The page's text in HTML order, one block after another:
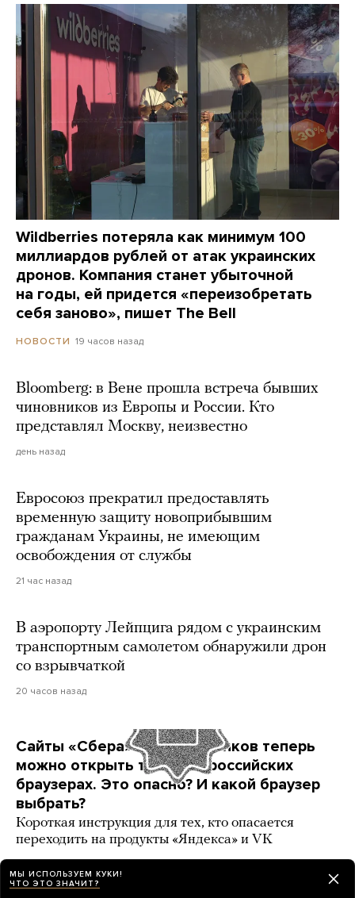
Wildberries потеряла как минимум 100
миллиардов рублей от атак украинских
дронов. Компания станет убыточной
на годы, ей придется «переизобретать
себя заново», пишет The Bell
НОВОСТИ 19 часов назад
Bloomberg: в Вене прошла встреча бывших
чиновников из Европы и России. Кто
представлял Москву, неизвестно
день назад
Евросоюз прекратил предоставлять
временную защиту новоприбывшим
гражданам Украины, не имеющим
освобождения от службы
21 час назад
В аэропорту Лейпцига рядом с украинским
транспортным самолетом обнаружили дрон
со взрывчаткой
20 часов назад
Сайты «Сбера» и других банков теперь
можно открыть только в российских
браузерах. Это опасно? И какой браузер
выбрать?
Короткая инструкция для тех, кто опасается
переходить на продукты «Яндекса» и VK
МЫ ИСПОЛЬЗУЕМ КУКИ!
ЧТО ЭТО ЗНАЧИТ?